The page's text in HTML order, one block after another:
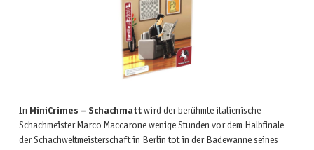
In MiniCrimes – Schachmattwird der berühmte italienische
Schachmeister Marco Maccarone wenige Stunden vor dem Halbfinale
der Schachweltmeisterschaft in Berlin tot in der Badewanne seines